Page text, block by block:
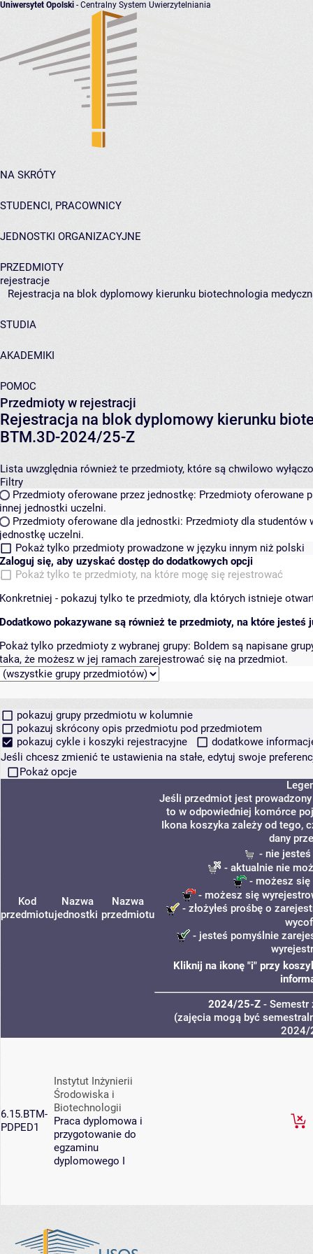
Uniwersytet Opolski - Centralny System Uwierzytelniania
NA SKRÓTY
STUDENCI, PRACOWNICY
JEDNOSTKI ORGANIZACYJNE
PRZEDMIOTY
rejestracje
Rejestracja na blok dyplomowy kierunku biotechnologia
STUDIA
AKADEMIKI
POMOC
Przedmioty w rejestracji
Rejestracja na blok dyplomowy kierunku
BTM.3D-2024/25-Z
Lista uwzględnia również te przedmioty, które są chwilowo
Filtry
Przedmioty oferowane przez jednostkę: Przedmioty oferowane
innej jednostki uczelni.
Przedmioty oferowane dla jednostki: Przedmioty dla studentów
jednostkę uczelni.
Pokaż tylko przedmioty prowadzone w języku innym niż polski
Zaloguj się, aby uzyskać dostęp do dodatkowych opcji
Pokaż tylko te przedmioty, na które mogę się rejestrować
Konkretniej - pokazuj tylko te przedmioty, dla których istnieje
Dodatkowo pokazywane są również te przedmioty, na które jesteś
Pokaż tylko przedmioty z wybranej grupy: Boldem są napisane
taka, że możesz w jej ramach zarejestrować się na przedmiot.
pokazuj grupy przedmiotu w kolumnie
pokazuj skrócony opis przedmiotu pod przedmiotem
pokazuj cykle i koszyki rejestracyjne
dodatkowe
Jeśli chcesz zmienić te ustawienia na stałe, edytuj swoje
Pokaż opcje
Kod
przedmiotu
Nazwa
jednostki
Nazwa
przedmiotu
Jeśli przedmiot jest
to w odpowiedniej komórce
Ikona koszyka zależy od tego,
dany
- nie
- aktualnie nie
- możesz
- możesz się
- złożyłeś prośbę o
- jesteś pomyślnie
Kliknij na ikonę "i" przy
2024/25-Z- Semestr
(zajęcia mogą być
2024/
6.15.BTM-
PDPED1
Instytut Inżynierii
Środowiska i
Biotechnologii
Praca dyplomowa i
przygotowanie do
egzaminu
dyplomowego I